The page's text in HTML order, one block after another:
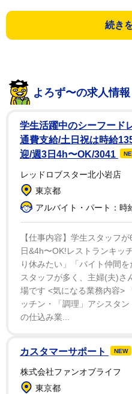
「大阪城天守閣所蔵の稲富
戦国時代からタイムスリップして
提供）
大阪城天守閣所蔵の稲富
富祐直 #馬上筒 #火縄銃 #
馬術 #琵琶湖 #六尺褌
— ガッチ (@gatch1028)
カラフルなふんどし一丁で
火縄銃をかまえるガッチさ
続き
よろず〜の求人情報
学生活躍中のシーフード
通費支給/土日祝は時給
迎/週3日4h〜OK/3041
レッドロブスター北小岩店
東京都
アルバイト・パート：時
【仕事内容】学生スタッフ
日&4h〜OK!レストランキッ
り休みたい」「バイト仲間
スタッフが多く、主婦(夫)さ
場です <気になる業務内容>
ッチン・「調理」アシスタ
の仕込み業...
カスタマーサポート NEW
株式会社ファンオブライフ
東京都